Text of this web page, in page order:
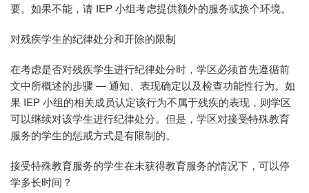
要。如果不能，请 IEP 小组考虑提供额外的服务或换个环境。
对残疾学生的纪律处分和开除的限制
在考虑是否对残疾学生进行纪律处分时，学区必须首先遵循前
文中所概述的步骤 — 通知、表现确定以及检查功能性行为。如
果 IEP 小组的相关成员认定该行为不属于残疾的表现，则学区
可以继续对该学生进行纪律处分。但是，学区对接受特殊教育
服务的学生的惩戒方式是有限制的。
接受特殊教育服务的学生在未获得教育服务的情况下，可以停
学多长时间？